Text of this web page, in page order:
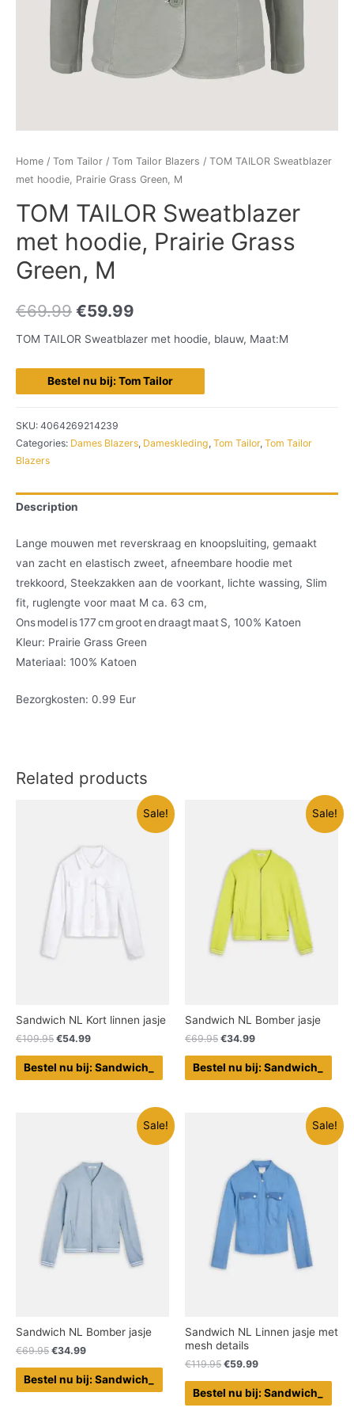
Home / Tom Tailor / Tom Tailor Blazers / TOM TAILOR Sweatblazer
met hoodie, Prairie Grass Green, M
TOM TAILOR Sweatblazer
met hoodie, Prairie Grass
Green, M
€69.99 €59.99
TOM TAILOR Sweatblazer met hoodie, blauw, Maat:M
Bestel nu bij: Tom Tailor
SKU: 4064269214239
Categories: Dames Blazers, Dameskleding, Tom Tailor, Tom Tailor
Blazers
Description
Lange mouwen met reverskraag en knoopsluiting, gemaakt
van zacht en elastisch zweet, afneembare hoodie met
trekkoord, Steekzakken aan de voorkant, lichte wassing, Slim
fit, ruglengte voor maat M ca. 63 cm,
Ons model is 177 cm groot en draagt maat S, 100% Katoen
Kleur: Prairie Grass Green
Materiaal: 100% Katoen
Bezorgkosten: 0.99 Eur
Related products
Sale!
Sandwich NL Kort linnen jasje
€109.95 €54.99
Bestel nu bij: Sandwich_
Sale!
Sandwich NL Bomber jasje
€69.95 €34.99
Bestel nu bij: Sandwich_
Sale!
Sandwich NL Bomber jasje
€69.95 €34.99
Bestel nu bij: Sandwich_
Sale!
Sandwich NL Linnen jasje met
mesh details
€119.95 €59.99
Bestel nu bij: Sandwich_